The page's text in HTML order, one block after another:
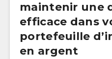
maintenir une
efficace dans
portefeuille
en argent